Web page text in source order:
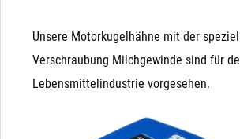
Unsere Motorkugelhähne mit der
Verschraubung Milchgewinde sind für
Lebensmittelindustrie vorgesehen.